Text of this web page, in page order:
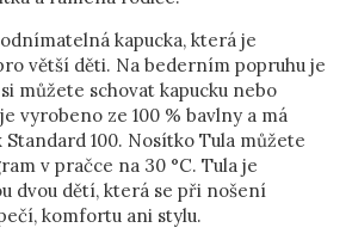
kapucka, která je
větší děti. Na bederním popruhu je
můžete schovat kapucku nebo
vyrobeno ze 100 % bavlny a má
100. Nosítko Tula můžete
v pračce na 30 °C. Tula je
dvou dětí, která se při nošení
komfortu ani stylu.